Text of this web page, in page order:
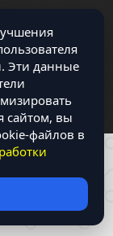
и электронные
Эти данные
сайтом, вы
файлов в